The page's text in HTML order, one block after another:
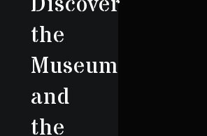
the
Museum
and
the